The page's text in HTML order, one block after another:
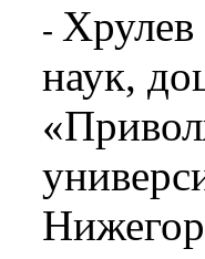
-
наук,